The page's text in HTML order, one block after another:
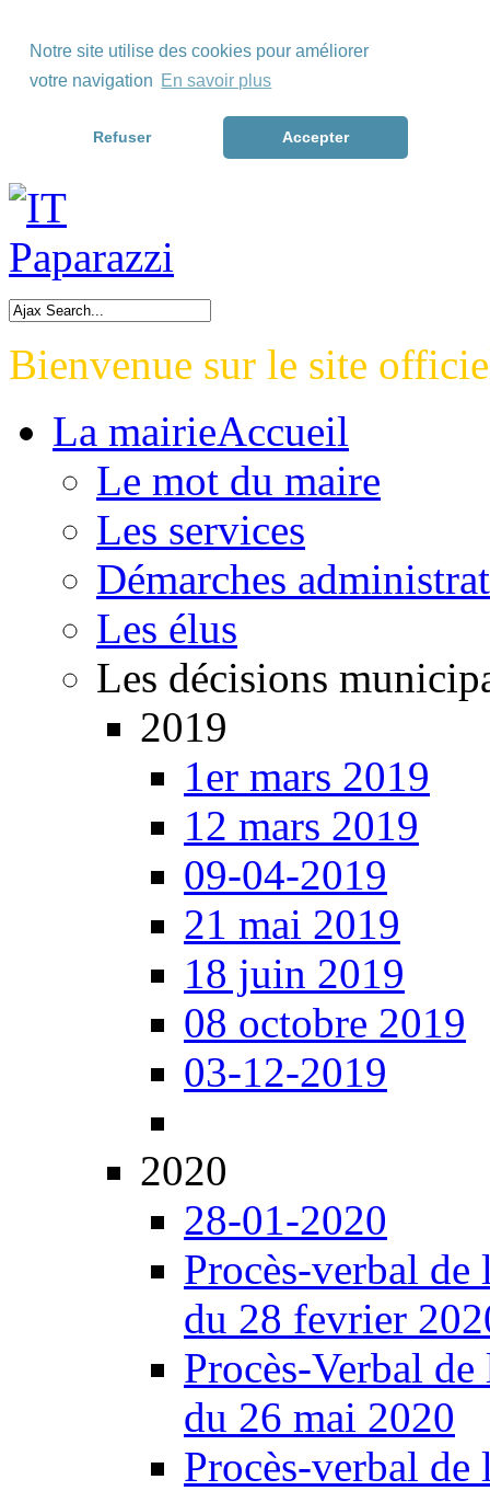
Notre site utilise des cookies pour améliorer
votre navigation En savoir plus
Refuser Accepter
Skip to Menu
Skip to Content
Skip to Footer>
Bienvenue sur le site
La mairieAccueil
Le mot du maire
Les services
Démarches
Les élus
Les décisions
2019
1er mars 2019
12 mars 2019
09-04-2019
21 mai 2019
18 juin 2019
08 octobre 2019
03-12-2019
2020
28-01-2020
Procès-verbal
du 28 fevrier
Procès-Verbal
du 26 mai 2020
Procès-verbal